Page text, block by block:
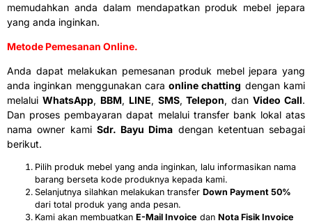
memudahkan anda dalam mendapatkan produk mebel jepara
yang anda inginkan.
Metode Pemesanan Online.
Anda dapat melakukan pemesanan produk mebel jepara yang
anda inginkan menggunakan caraonline chatting dengan kami
melalui WhatsApp, BBM, LINE, SMS,Telepon, danVideo Call.
Dan proses pembayaran dapat melalui transfer bank lokal atas
nama owner kami Sdr. Bayu Dima dengan ketentuan sebagai
berikut.
Pilih produk mebel yang anda inginkan, lalu informasikan nama
barang berseta kode produknya kepada kami.
Selanjutnya silahkan melakukan transfer Down Payment 50%
dari total produk yang anda pesan.
Kami akan membuatkan E-Mail Invoice dan Nota Fisik Invoice